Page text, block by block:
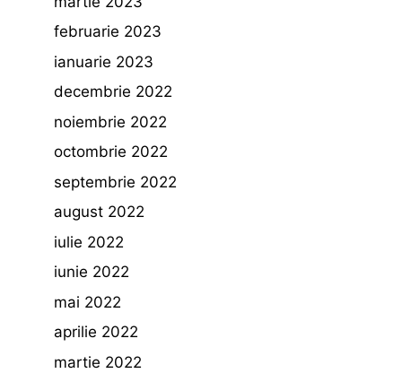
februarie 2023
ianuarie 2023
decembrie 2022
noiembrie 2022
octombrie 2022
septembrie 2022
august 2022
iulie 2022
iunie 2022
mai 2022
aprilie 2022
martie 2022